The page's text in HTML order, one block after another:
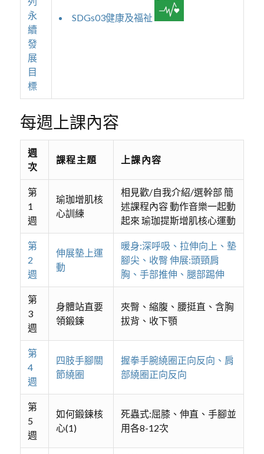
永
續
發
展
目
標
SDGs03健康及福祉
每週上課內容
週
次
課程主題 上課內容
第
1
週
瑜珈增肌核
心訓練
相見歡/自我介紹/選幹部 簡
述課程內容 動作音樂一起動
起來 瑜珈提斯增肌核心運動
第
2
週
伸展墊上運
動
暖身:深呼吸、拉伸向上、墊
腳尖、收臀 伸展:頭頸肩
胸、手部推伸、腿部踢伸
第
3
週
身體站直要
領鍛鍊
夾臀、縮腹、腰挺直、含胸
拔背、收下顎
第
4
週
四肢手腳關
節繞圈
握拳手腕繞圈正向反向、肩
部繞圈正向反向
第
5
週
如何鍛鍊核
心(1)
死蟲式:屈膝、伸直、手腳並
用各8-12次